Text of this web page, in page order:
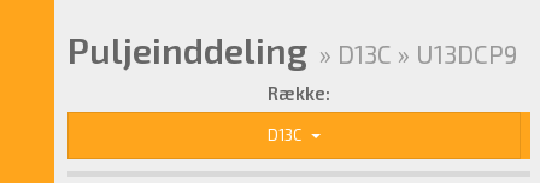
Puljeinddeling » D13C » U13DCP9
Række:
D13C